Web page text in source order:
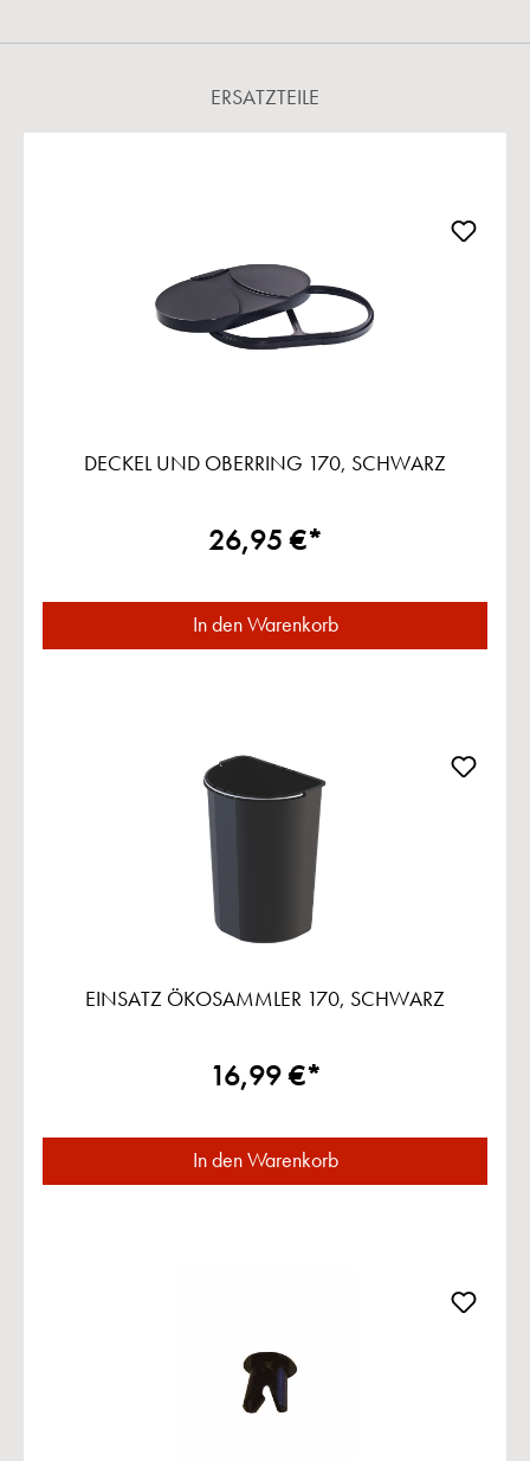
ERSATZTEILE
DECKEL UND OBERRING 170, SCHWARZ
26,95 €*
In den Warenkorb
EINSATZ ÖKOSAMMLER 170, SCHWARZ
16,99 €*
In den Warenkorb